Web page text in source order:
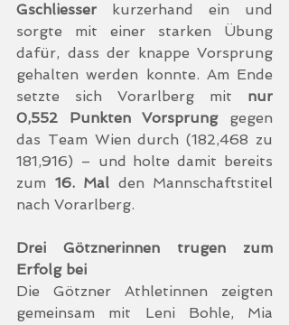
Gschliesser kurzerhand ein und
sorgte mit einer starken Übung
dafür, dass der knappe Vorsprung
gehalten werden konnte. Am Ende
setzte sich Vorarlberg mit nur
0,552 Punkten Vorsprung gegen
das Team Wien durch (182,468 zu
181,916) – und holte damit bereits
zum 16. Mal den Mannschaftstitel
nach Vorarlberg.
Drei Götznerinnen trugen zum
Erfolg bei
Die Götzner Athletinnen zeigten
gemeinsam mit Leni Bohle, Mia